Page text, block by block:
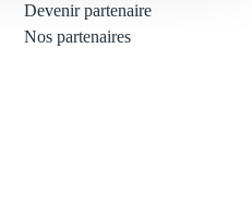
Devenir partenaire
Nos partenaires